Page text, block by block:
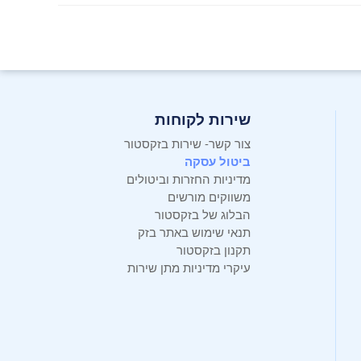
את האבק והשיער העמוקים ביותר, ומשאיר את ביתכם
שירות לקוחות
צור קשר- שירות בזקסטור
ביטול עסקה
מדיניות החזרות וביטולים
משווקים מורשים
הבלוג של בזקסטור
תנאי שימוש באתר בזק
תקנון בזקסטור
עיקרי מדיניות מתן שירות